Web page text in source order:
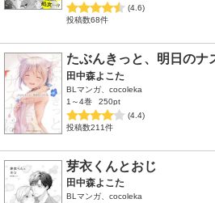
(4.6)
投稿数68件
たぶんきっと、明日のナ
田中森よこた
BLマンガ、cocoleka
1～4巻
250pt
(4.4)
投稿数211件
芽衣くんとおじ
田中森よこた
BLマンガ、cocoleka